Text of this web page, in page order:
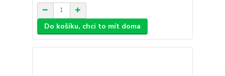
Do košíku, chci to mít doma